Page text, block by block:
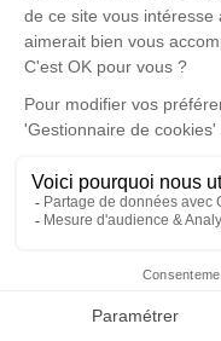
Faire-part
Cérémonie
lundi 30 août
Église de
84290 Lagarde-
Déroulé des